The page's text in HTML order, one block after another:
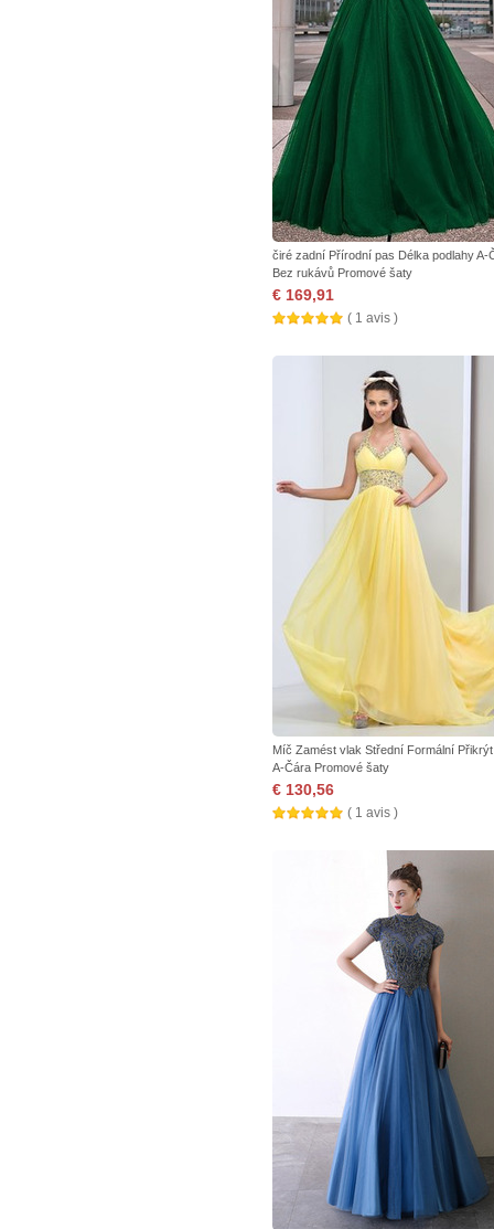
čiré zadní Přírodní pas Délka podlahy A-
Bez rukávů Promové šaty
€ 169,91
( 1 avis )
Míč Zamést vlak Střední Formální Přikrýt
A-Čára Promové šaty
€ 130,56
( 1 avis )